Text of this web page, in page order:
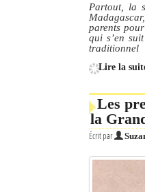
Partout, la
parents
qui s’en
traditionnel
Lire la
Les
la
Écrit par